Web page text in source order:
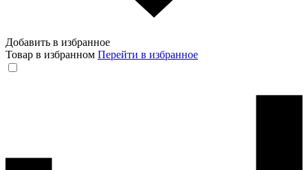
Добавить в избранное
Товар в избранном Перейти в избранное